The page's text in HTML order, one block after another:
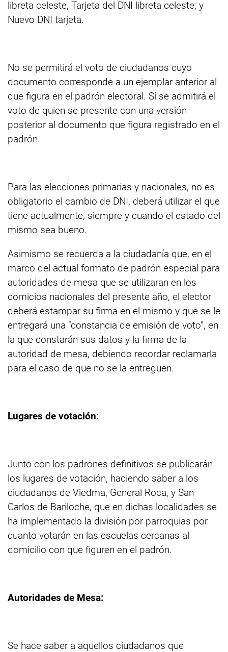
libreta celeste, Tarjeta del DNI libreta celeste, y
Nuevo DNI tarjeta.
No se permitirá el voto de ciudadanos cuyo
documento corresponde a un ejemplar anterior al
que figura en el padrón electoral. Sí se admitirá el
voto de quien se presente con una versión
posterior al documento que figura registrado en el
padrón.
Para las elecciones primarias y nacionales, no es
obligatorio el cambio de DNI, deberá utilizar el que
tiene actualmente, siempre y cuando el estado del
mismo sea bueno.
Asimismo se recuerda a la ciudadanía que, en el
marco del actual formato de padrón especial para
autoridades de mesa que se utilizaran en los
comicios nacionales del presente año, el elector
deberá estampar su firma en el mismo y que se le
entregará una “constancia de emisión de voto”, en
la que constarán sus datos y la firma de la
autoridad de mesa, debiendo recordar reclamarla
para el caso de que no se la entreguen.
Lugares de votación:
Junto con los padrones definitivos se publicarán
los lugares de votación, haciendo saber a los
ciudadanos de Viedma, General Roca, y San
Carlos de Bariloche, que en dichas localidades se
ha implementado la división por parroquias por
cuanto votarán en las escuelas cercanas al
domicilio con que figuren en el padrón.
Autoridades de Mesa:
Se hace saber a aquellos ciudadanos que